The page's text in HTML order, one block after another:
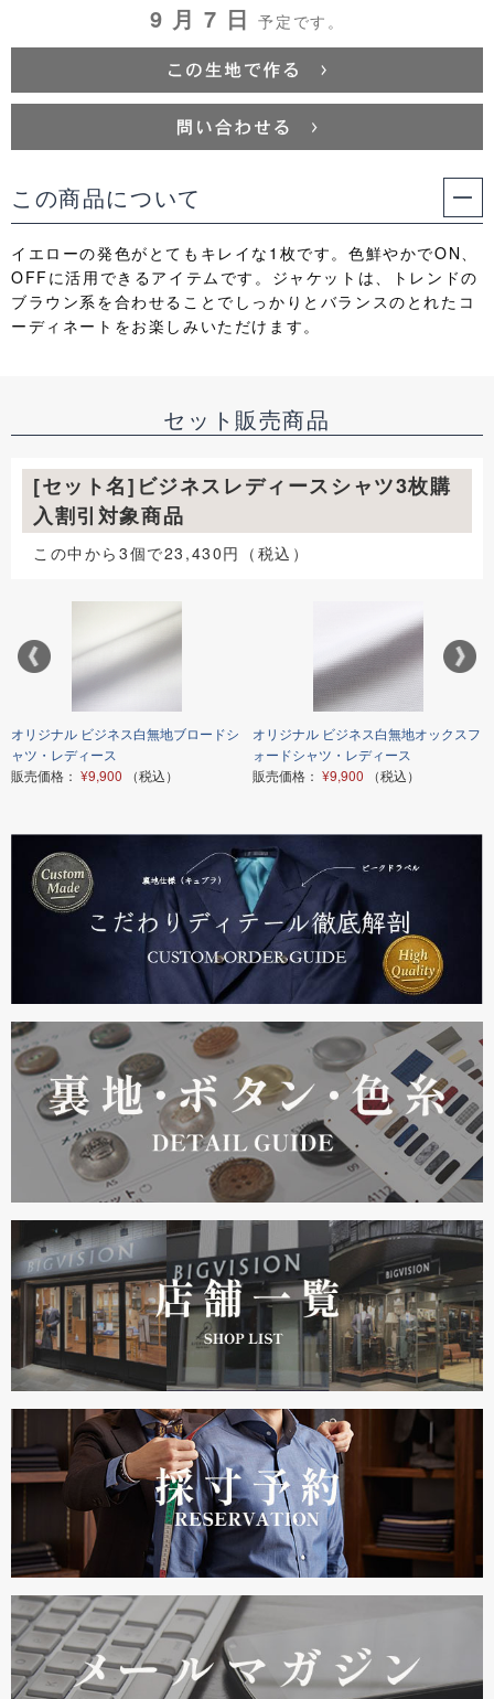
9 月 7 日予定です。
この商品について
イエローの発色がとてもキレイな1枚です。色鮮やかでON、
OFFに活用できるアイテムです。ジャケットは、トレンドの
ブラウン系を合わせることでしっかりとバランスのとれたコ
ーディネートをお楽しみいただけます。
セット販売商品
[セット名]ビジネスレディースシャツ3枚購
入割引対象商品
この中から3個で23,430円（税込）
オリジナル ビジネス白無地ブロードシ
ャツ・レディース
販売価格： ¥9,900 （税込）
オリジナル ビジネス白無地オックスフ
ォードシャツ・レディース
販売価格： ¥9,900 （税込）